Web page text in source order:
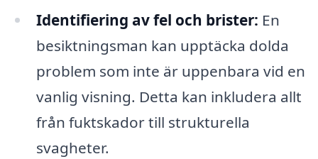
Identifiering av fel och brister: En
besiktningsman kan upptäcka dolda
problem som inte är uppenbara vid en
vanlig visning. Detta kan inkludera allt
från fuktskador till strukturella
svagheter.